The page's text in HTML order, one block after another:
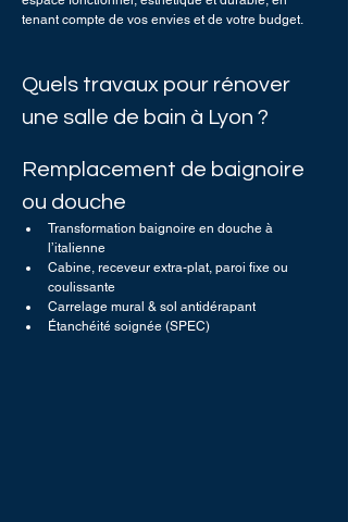
tenant compte de vos envies et de votre budget.
Quels travaux pour rénover
une salle de bain à Lyon ?
Remplacement de baignoire
ou douche
Transformation baignoire en douche à
l’italienne
Cabine, receveur extra-plat, paroi fixe ou
coulissante
Carrelage mural & sol antidérapant
Étanchéité soignée (SPEC)